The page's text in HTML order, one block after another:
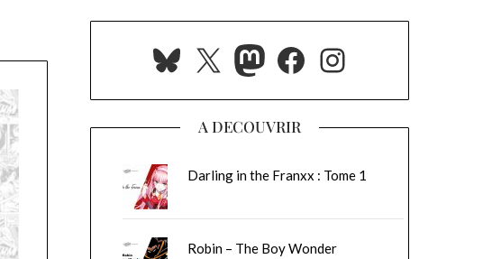
Bluesky
X Mastodon
Facebook
Instagram
A DECOUVRIR
Darling in the Franxx : Tome 1
Robin – The Boy Wonder